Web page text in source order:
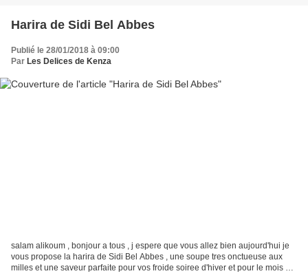
Harira de Sidi Bel Abbes
Publié le 28/01/2018 à 09:00
Par Les Delices de Kenza
salam alikoum , bonjour a tous , j espere que vous allez bien aujourd'hui je
vous propose la harira de Sidi Bel Abbes , une soupe tres onctueuse aux
milles et une saveur parfaite pour vos froide soiree d'hiver et pour le mois du